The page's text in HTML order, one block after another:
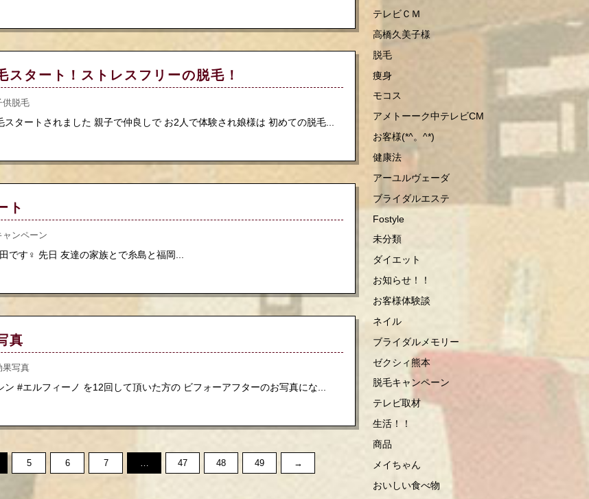
スタート！ストレスフリーの脱毛！
供脱毛
スタートされました 親子で仲良しで お2人で体験され娘様は 初めての脱毛...
ト
ャンペーン
です‍♀️ 先日 友達の家族とで糸島と福岡...
真
果写真
ン #エルフィーノ を12回して頂いた方の ビフォーアフターのお写真にな...
5 6 7 47 48 49 →
テレビＣＭ
高橋久美子様
脱毛
痩身
モコス
アメトーーク中テレビCM
お客様(*^。^*)
健康法
アーユルヴェーダ
ブライダルエステ
Fostyle
未分類
ダイエット
お知らせ！！
お客様体験談
ネイル
ブライダルメモリー
ゼクシィ熊本
脱毛キャンペーン
テレビ取材
生活！！
商品
メイちゃん
おいしい食べ物